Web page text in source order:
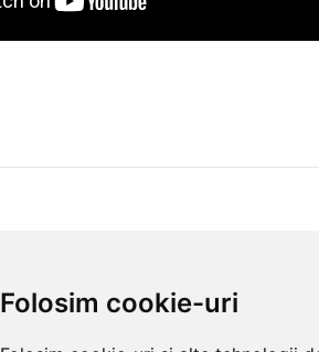
Folosim cookie-uri